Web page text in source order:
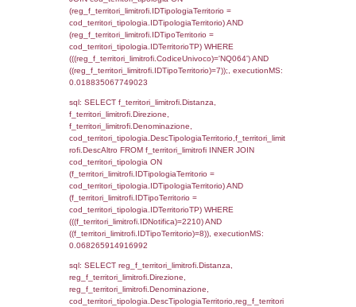
f_territori_limitrofi.Direzione,
f_territori_limitrofi.Denominazione,
f_territori_limitrofi.DescAltro FROM
JOIN cod_territori_tipologia ON
(f_territori_limitrofi.IDTipologiaTerritorio =
cod_territori_tipologia.IDTipologiaTerritorio)
(f_territori_limitrofi.IDTipoTerritorio =
cod_territori_tipologia.IDTerritorioTP)
(((f_territori_limitrofi.IDNotifica)=2210) AND
((f_territori_limitrofi.IDTipoTerritorio)=3)),
0.069713830947876
sql: SELECT f_territori_limitrofi.Distanza,
f_territori_limitrofi.Direzione,
f_territori_limitrofi.Denominazione,